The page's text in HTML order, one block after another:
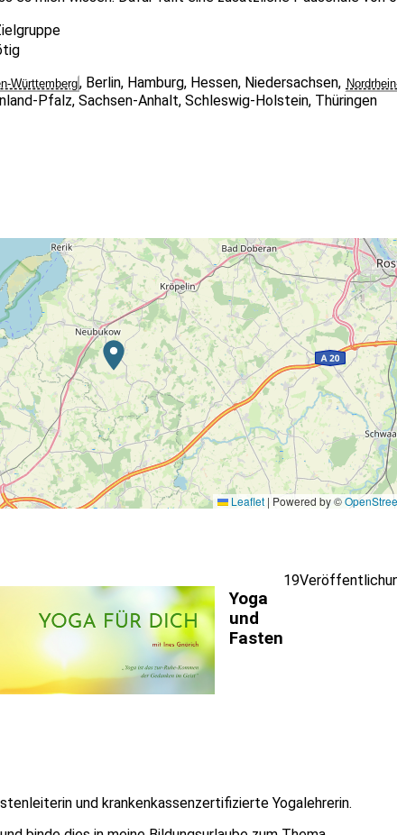
Württemberg, Berlin, Hamburg, Hessen, Niedersachsen,
Pfalz, Sachsen-Anhalt, Schleswig-Holstein, Thüringen
Leaflet | Powered by ©
Yoga
und
Fasten
19
und krankenkassenzertifizierte Yogalehrerin.